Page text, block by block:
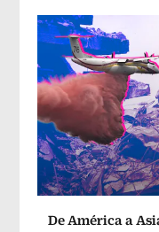
De América a